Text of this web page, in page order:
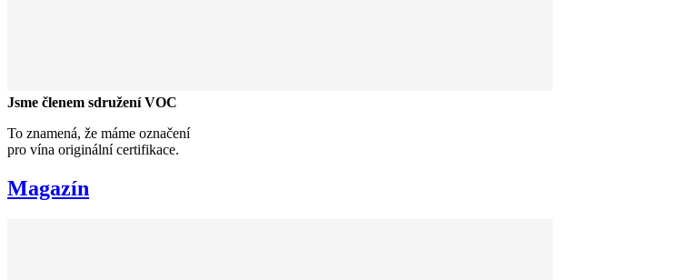
Jsme členem sdružení VOC
To znamená, že máme označení
pro vína originální certifikace.
Magazín